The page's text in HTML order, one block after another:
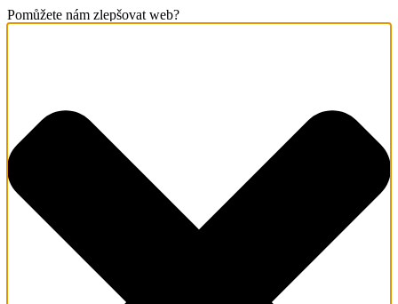
Pomůžete nám zlepšovat web?